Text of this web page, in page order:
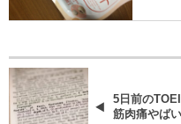
5日前の
筋肉痛やばい